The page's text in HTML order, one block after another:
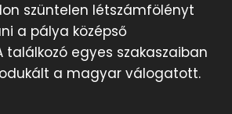
szüntelen létszámfölényt
a pálya középső
egyes szakaszaiban
a magyar válogatott.